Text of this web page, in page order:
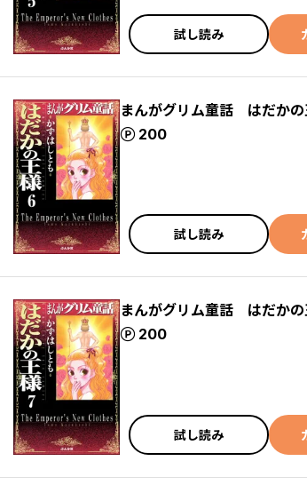
試し読み
まんがグリム童話 はだか
200
ポイント
試し読み
まんがグリム童話 はだか
200
ポイント
試し読み